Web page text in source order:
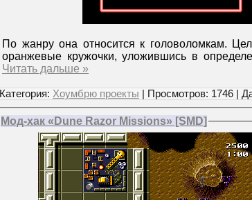
По жанру она относится к головоломкам.
оранжевые кружочки, уложившись в
Читать дальше »
Категория: Хоумбрю проекты | Просмотров: 1746 |
Мод-хак «Dune Razor Missions» [SMD]